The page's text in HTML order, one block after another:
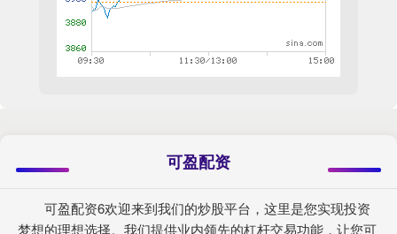
可盈配资
可盈配资6欢迎来到我们的炒股平台，这里是您实现投资
梦想的理想选择。我们提供业内领先的杠杆交易功能，让您可